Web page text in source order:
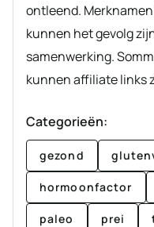
ontleend.
kunnen het gevolg
samenwerking.
kunnen affiliate links
Categorieën:
gezond
hormoonfactor
paleo prei